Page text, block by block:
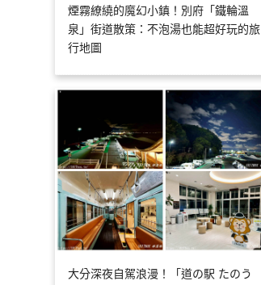
煙霧繚繞的魔幻小鎮！別府「鐵輪溫
泉」街道散策：不泡湯也能超好玩的旅
行地圖
大分深夜自駕浪漫！「道の駅 たのう